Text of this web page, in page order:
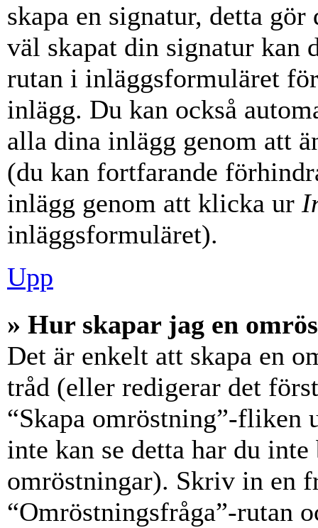
skapa en signatur, detta
väl skapat din signatur kan
rutan i inläggsformuläret
inlägg. Du kan också
alla dina inlägg genom att
(du kan fortfarande
inlägg genom att klicka ur
inläggsformuläret).
Upp
» Hur skapar jag en
Det är enkelt att skapa en
tråd (eller redigerar det
“Skapa omröstning”-fliken
inte kan se detta har du
omröstningar). Skriv in en
“Omröstningsfråga”-rutan